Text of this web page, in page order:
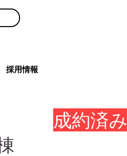
採用情報
成約済み